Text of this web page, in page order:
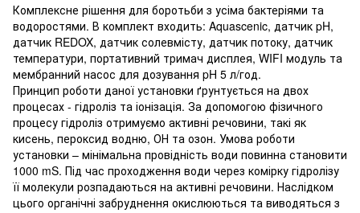
Комплексне рішення для боротьби з усіма бактеріями та
водоростями. В комплект входить: Aquascenic, датчик pH,
датчик REDOX, датчик солевмісту, датчик потоку, датчик
температури, портативний тримач дисплея, WIFI модуль та
мембранний насос для дозування pH 5 л/год.
Принцип роботи даної установки ґрунтується на двох
процесах - гідроліз та іонізація. За допомогою фізичного
процесу гідроліз отримуємо активні речовини, такі як
кисень, пероксид водню, ОН та озон. Умова роботи
установки – мінімальна провідність води повинна становити
1000 mS. Під час проходження води через комірку гідролізу
її молекули розпадаються на активні речовини. Наслідком
цього органічні забруднення окислюються та виводяться з